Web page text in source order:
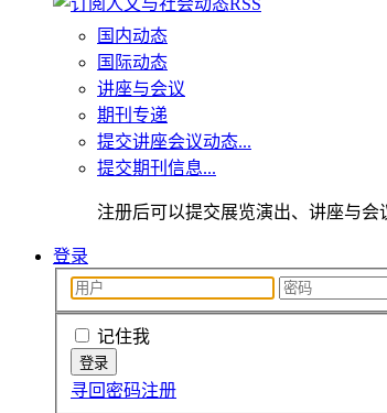
国内动态
国际动态
讲座与会议
期刊专递
提交讲座会议动态...
提交期刊信息...
注册后可以提交展览演出、讲座与会
登录
记住我
寻回密码注册